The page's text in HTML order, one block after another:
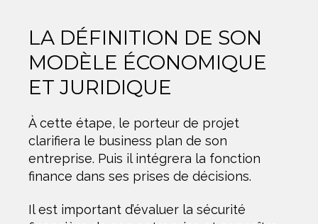
LA DÉFINITION DE SON
MODÈLE ÉCONOMIQUE
ET JURIDIQUE
À cette étape, le porteur de projet
clarifiera le business plan de son
entreprise. Puis il intégrera la fonction
finance dans ses prises de décisions.
Il est important d’évaluer la sécurité